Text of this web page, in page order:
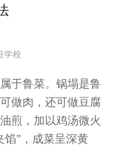
学校
于鲁菜。锅塌是鲁
做肉，还可做豆腐
煎，加以鸡汤微火
馅”，成菜呈深黄